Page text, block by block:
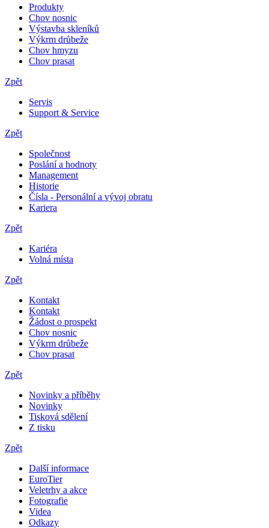
Produkty
Chov nosnic
Výstavba skleníků
Výkrm drůbeže
Chov hmyzu
Chov prasat
Zpět
Servis
Support & Service
Zpět
Společnost
Poslání a hodnoty
Management
Historie
Čísla - Personální a vývoj obratu
Kariera
Zpět
Kariéra
Volná místa
Zpět
Kontakt
Kontakt
Žádost o prospekt
Chov nosnic
Výkrm drůbeže
Chov prasat
Zpět
Novinky a příběhy
Novinky
Tisková sdělení
Z tisku
Zpět
Další informace
EuroTier
Veletrhy a akce
Fotografie
Videa
Odkazy